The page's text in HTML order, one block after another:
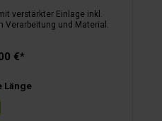
verstärkter Einlage inkl.
und Material.
€*
Länge